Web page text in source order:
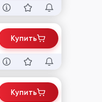
Купить
Купить